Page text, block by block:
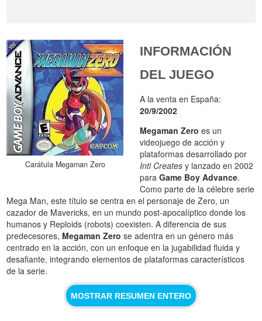
Carátula Megaman Zero
INFORMACIÓN
DEL JUEGO
A la venta en España:
20/9/2002
Megaman Zero es un
videojuego de acción y
plataformas desarrollado por
Inti Creates y lanzado en 2002
paraGame Boy Advance.
Como parte de la célebre serie
Mega Man, este título se centra en el personaje de Zero, un
cazador de Mavericks, en un mundo post-apocalíptico donde los
humanos y Reploids (robots) coexisten. A diferencia de sus
predecesores, Megaman Zero se adentra en un género más
centrado en la acción, con un enfoque en la jugabilidad fluida y
desafiante, integrando elementos de plataformas característicos
de la serie.
MOSTRAR RESUMEN ENTERO